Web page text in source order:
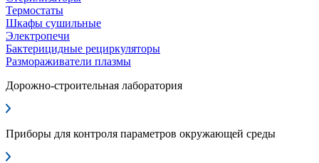
Термостаты
Шкафы сушильные
Электропечи
Бактерицидные рециркуляторы
Размораживатели плазмы
Дорожно-строительная лаборатория
Приборы для контроля параметров окружающей среды